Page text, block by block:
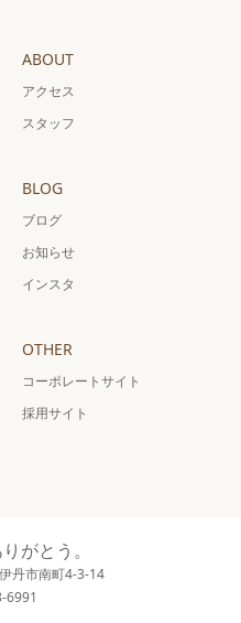
ABOUT
アクセス
スタッフ
BLOG
ブログ
お知らせ
インスタ
OTHER
コーポレートサイト
採用サイト
がとう。
丹市南町4-3-14
6991